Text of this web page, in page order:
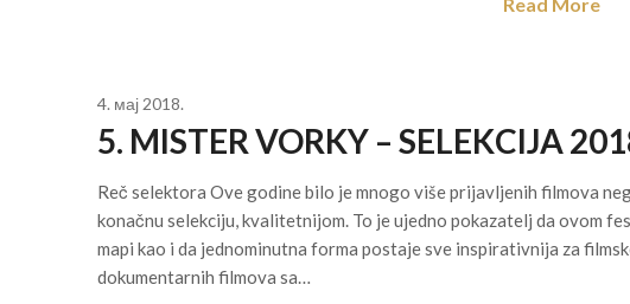
4. мај 2018.
5. MISTER VORKY – SELEKCIJA
Reč selektora Ove godine bilo je mnogo više prijavljenih filmova
konačnu selekciju, kvalitetnijom. To je ujedno pokazatelj da ovom
mapi kao i da jednominutna forma postaje sve inspirativnija za
dokumentarnih filmova sa…